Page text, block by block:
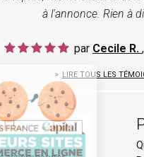
à l'annonce. Rien à
par Cecile R.
LIRE TOUS LES
avant